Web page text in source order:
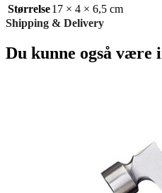
Størrelse17 × 4 × 6,5 cm
Shipping & Delivery
Du kunne også være